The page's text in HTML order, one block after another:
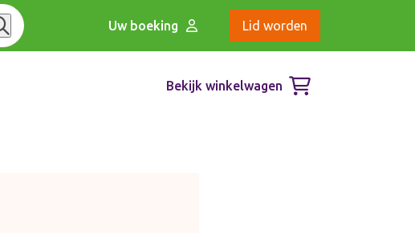
Uw boeking Lid worden
Bekijk winkelwagen